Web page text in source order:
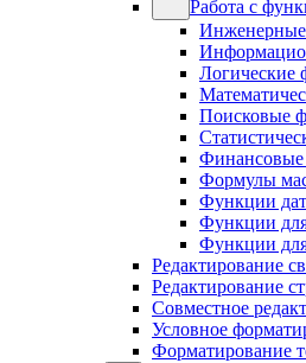
Работа с
Логические
Поисковые
Формулы
Функции
Функции
Функции
Редактирование
Редактирование
Совместное
Условное
Форматирование